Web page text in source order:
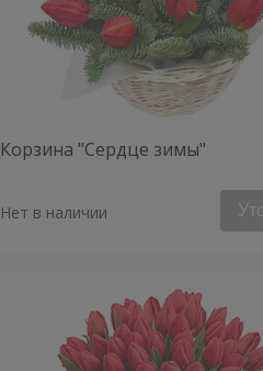
Корзина "Сердце зимы"
Нет в наличии